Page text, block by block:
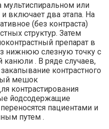
мультиспиральном или
включает два этапа. На
(без контраста)
структур. Затем
препарат в
нижнюю слезную точку с
. В ряде случаев,
контрастного
мешок
контрастирования
йодсодержащие
пациентами и
путем .